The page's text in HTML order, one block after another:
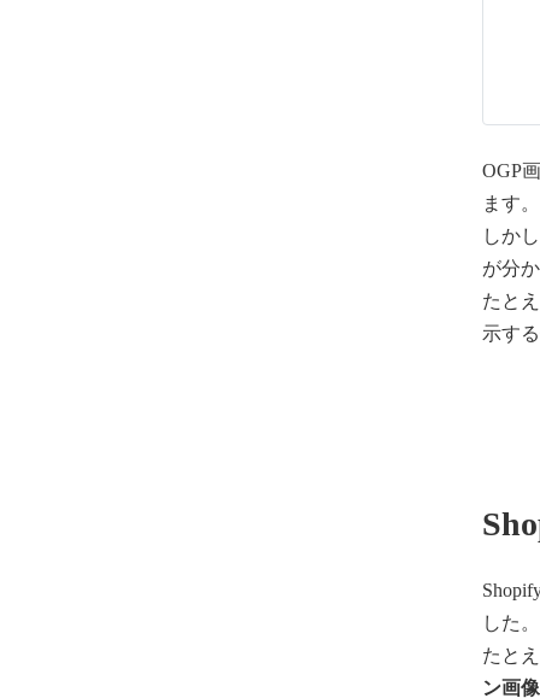
OGP
ます。
しか
が分
たと
示す
した。
たと
ン画